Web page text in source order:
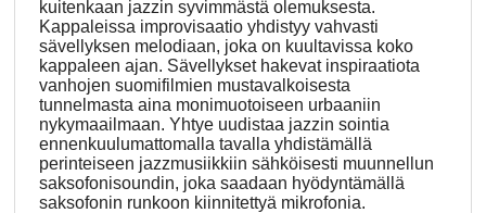
kuitenkaan jazzin syvimmästä olemuksesta.
Kappaleissa improvisaatio yhdistyy vahvasti
sävellyksen melodiaan, joka on kuultavissa koko
kappaleen ajan. Sävellykset hakevat inspiraatiota
vanhojen suomifilmien mustavalkoisesta
tunnelmasta aina monimuotoiseen urbaaniin
nykymaailmaan. Yhtye uudistaa jazzin sointia
ennenkuulumattomalla tavalla yhdistämällä
perinteiseen jazzmusiikkiin sähköisesti muunnellun
saksofonisoundin, joka saadaan hyödyntämällä
saksofonin runkoon kiinnitettyä mikrofonia.